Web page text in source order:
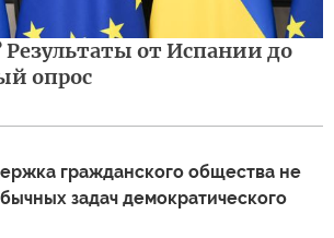
Результаты от Испании до
опрос
гражданского общества не
задач демократического